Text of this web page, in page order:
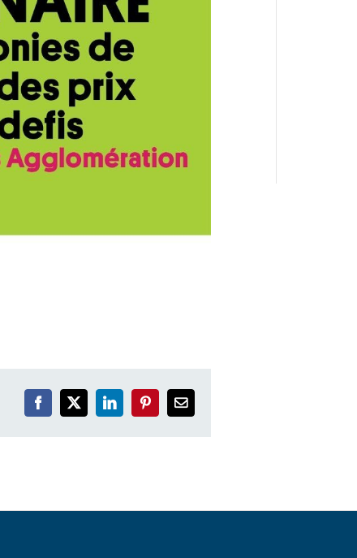
Facebook
X LinkedInPinterestEmail